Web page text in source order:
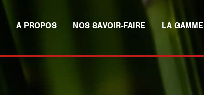
A PROPOS NOS SAVOIR-FAIRE LA GAMME